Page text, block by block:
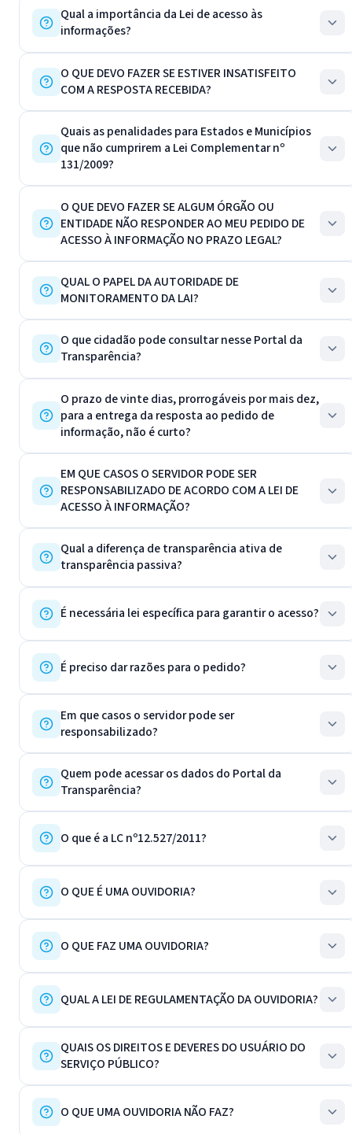
Qual a importância da Lei de acesso às
informações?
O QUE DEVO FAZER SE ESTIVER INSATISFEITO
COM A RESPOSTA RECEBIDA?
Quais as penalidades para Estados e Municípios
que não cumprirem a Lei Complementar nº
131/2009?
O QUE DEVO FAZER SE ALGUM ÓRGÃO OU
ENTIDADE NÃO RESPONDER AO MEU PEDIDO DE
ACESSO À INFORMAÇÃO NO PRAZO LEGAL?
QUAL O PAPEL DA AUTORIDADE DE
MONITORAMENTO DA LAI?
O que cidadão pode consultar nesse Portal da
Transparência?
O prazo de vinte dias, prorrogáveis por mais dez,
para a entrega da resposta ao pedido de
informação, não é curto?
EM QUE CASOS O SERVIDOR PODE SER
RESPONSABILIZADO DE ACORDO COM A LEI DE
ACESSO À INFORMAÇÃO?
Qual a diferença de transparência ativa de
transparência passiva?
É necessária lei específica para garantir o acesso?
É preciso dar razões para o pedido?
Em que casos o servidor pode ser
responsabilizado?
Quem pode acessar os dados do Portal da
Transparência?
O que é a LC nº12.527/2011?
O QUE É UMA OUVIDORIA?
O QUE FAZ UMA OUVIDORIA?
QUAL A LEI DE REGULAMENTAÇÃO DA OUVIDORIA?
QUAIS OS DIREITOS E DEVERES DO USUÁRIO DO
SERVIÇO PÚBLICO?
O QUE UMA OUVIDORIA NÃO FAZ?